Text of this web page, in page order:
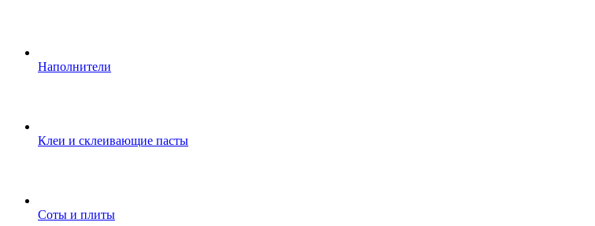
Наполнители
Клеи и склеивающие пасты
Соты и плиты